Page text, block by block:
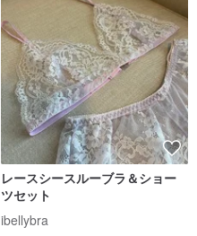
レースシースルーブラ＆ショー
ツセット
ibellybra